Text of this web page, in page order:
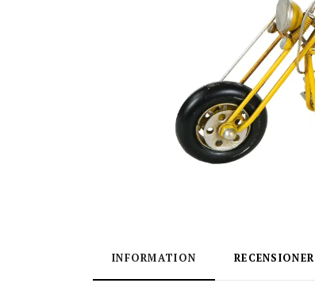
INFORMATION RECENSIONER